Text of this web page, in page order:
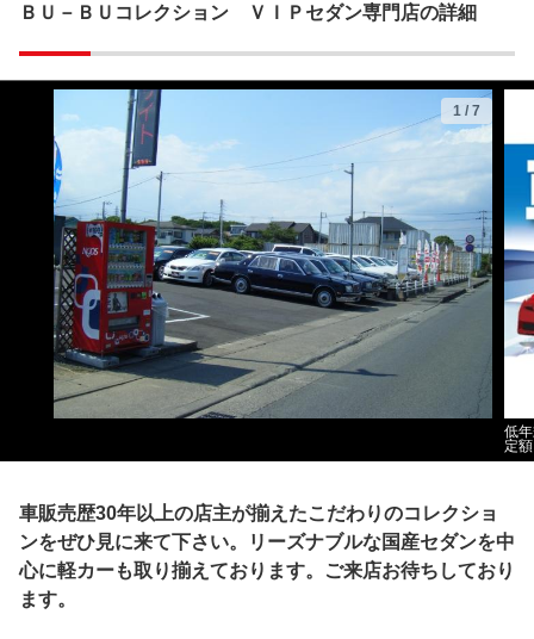
ＢＵ－ＢＵコレクション ＶＩＰセダン専門店の詳細
1 / 7
低
定
車販売歴30年以上の店主が揃えたこだわりのコレクショ
ンをぜひ見に来て下さい。リーズナブルな国産セダンを中
心に軽カーも取り揃えております。ご来店お待ちしており
ます。